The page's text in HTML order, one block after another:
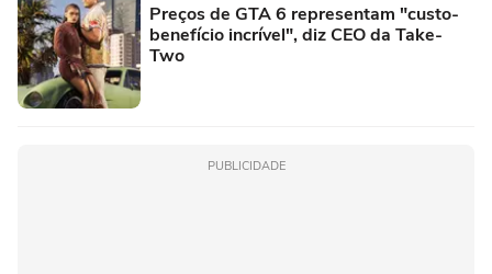
Preços de GTA 6 representam "custo-
benefício incrível", diz CEO da Take-
Two
PUBLICIDADE